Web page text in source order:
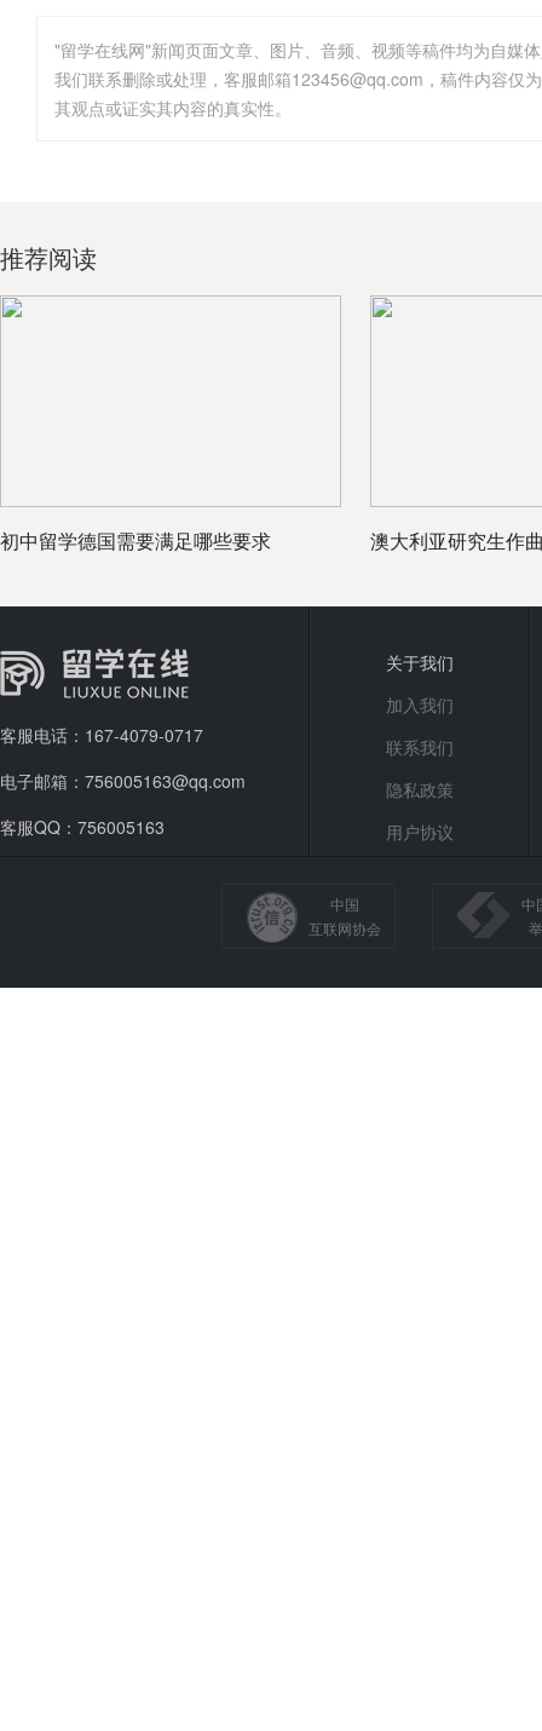
"留学在线网"新闻页面文章、图片、音频、视频等稿件均为自媒
其观点或证实其内容的真实性。
推荐阅读
初中留学德国需要满足哪些要求
澳大利亚研究生作
客服电话：167-4079-0717
电子邮箱：756005163@qq.com
客服QQ：756005163
关于我们
加入我们
联系我们
隐私政策
用户协议
中国
互联网协会
中